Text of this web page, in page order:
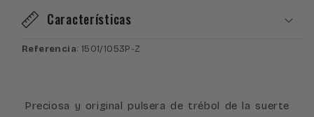
Características
Referencia: 1501/1053P-Z
Preciosa y original pulsera de trébol de la suerte